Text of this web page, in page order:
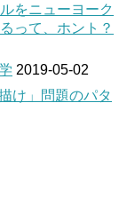
をニューヨーク
って、ホント？
2019-05-02
け」問題のパタ